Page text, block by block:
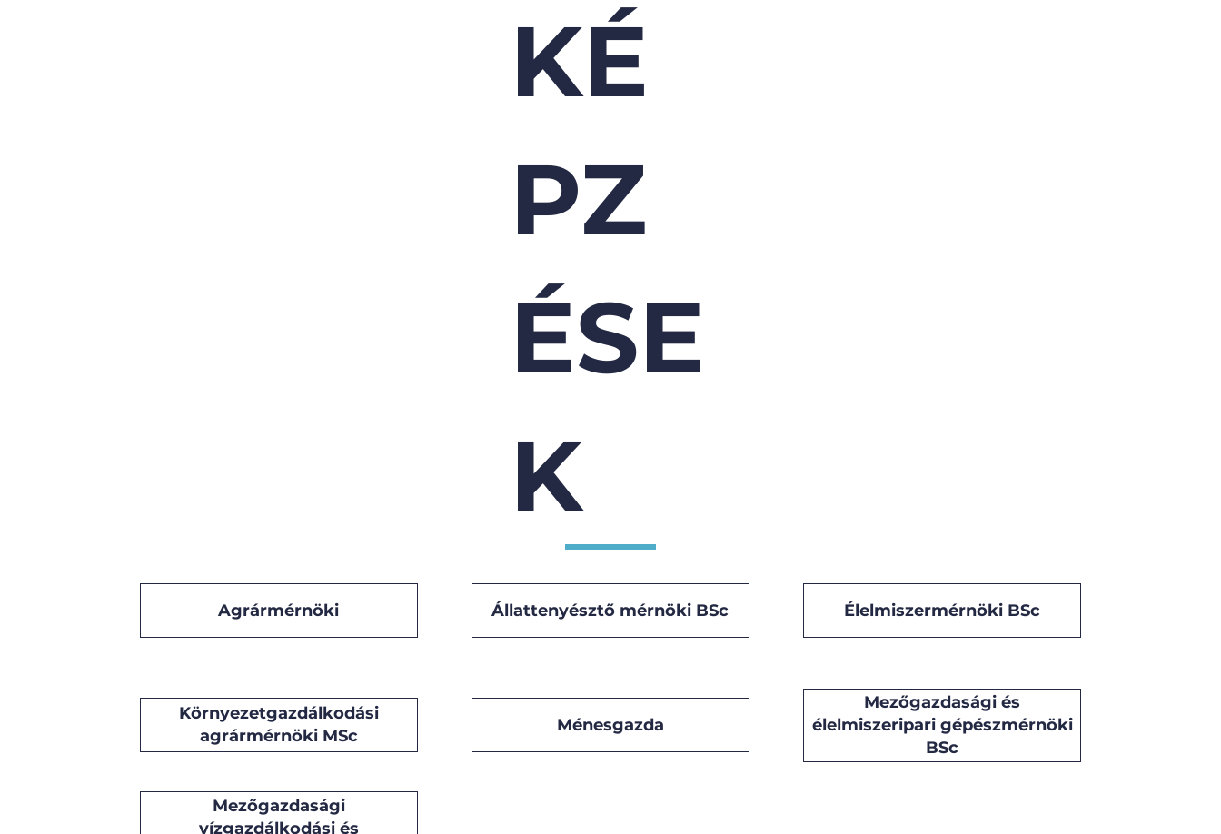
KÉ
PZ
ÉSE
K
Agrármérnöki Állattenyésztő mérnöki BSc Élelmiszermérnöki BSc
Környezetgazdálkodási
agrármérnöki MSc
Ménesgazda
Mezőgazdasági és
élelmiszeripari gépészmérnöki
BSc
Mezőgazdasági
vízgazdálkodási és